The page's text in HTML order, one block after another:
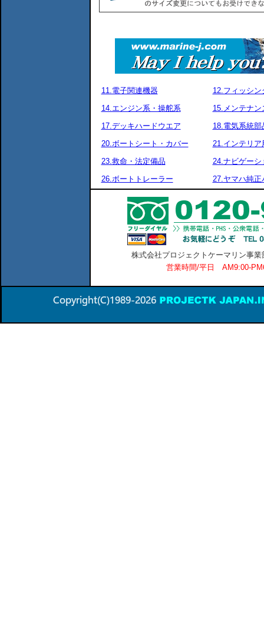
11.電子関連機器
12.フィッシン
14.エンジン系・操舵系
15.メンテナン
17.デッキハードウエア
18.電気系統部
20.ボートシート・カバー
21.インテリア
23.救命・法定備品
24.ナビゲーシ
26.ボートトレーラー
27.ヤマハ純正
株式会社プロジェクトケーマリン事
営業時間/平日 AM9:00-